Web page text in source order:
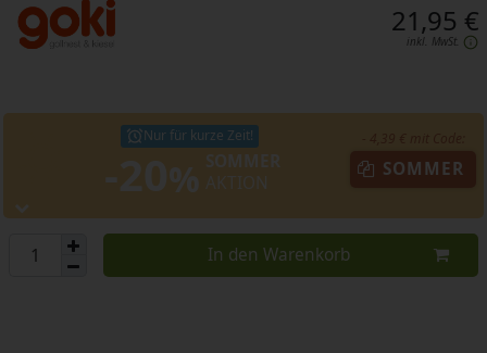
21,95 €
inkl. MwSt.
Nur für kurze Zeit!
SOMMER
In den Warenkorb